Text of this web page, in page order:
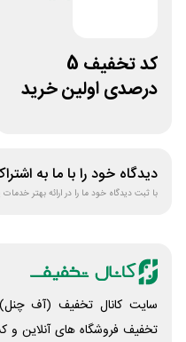
کد تخفیف 5
درصدی اولین خرید
دیدگاه خود را با ما به
با ثبت دیدگاه خود ما را در ارائه بهتر خدمات
سایت کانال تخفیف (آف
تخفیف فروشگاه های آنلاین